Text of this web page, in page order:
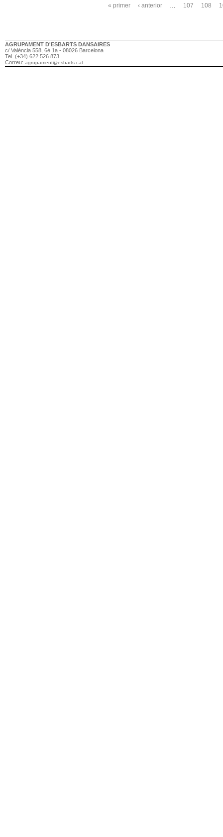
Pàgines
« primer ‹ anterior 107 108
AGRUPAMENT D'ESBARTS DANSAIRES
c/ València 558, 6è 1a - 08026 Barcelona
Tel. (+34) 622 526 873
Correu: agrupament@esbarts.cat